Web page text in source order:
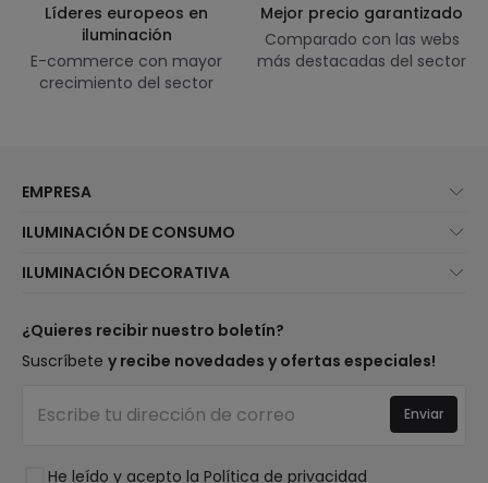
Líderes europeos en
iluminación
E-commerce con mayor
crecimiento del sector
Mejor precio garantizado
Comparado con las webs
más destacadas del sector
EMPRESA
Atención al cliente
Métodos de envío
¿Eres profesional?
Tiendas
Preguntas frecuentes
ILUMINACIÓN DE CONSUMO
Marcas
Calculadora de ahorro LED
Presupuestos
Iluminación para empresas
ILUMINACIÓN DECORATIVA
Top Marcas
Espacios
Colecciones
LoveYouGreen
¿Quieres recibir nuestro boletín?
Suscríbete y recibe novedades y ofertas especiales!
He leído y acepto la Política de privacidad
Enviar